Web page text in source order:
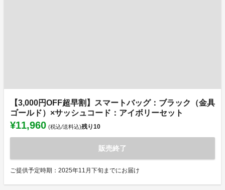
【3,000円OFF超早割】スマートバッグ：ブラック（金具
ゴールド）×サッシュコード：アイボリーセット
¥11,960 (税込/送料込)残り10
販売終了
ご提供予定時期：2025年11月下旬までにお届け